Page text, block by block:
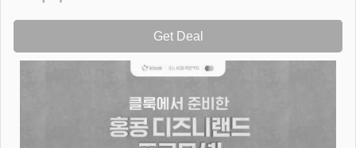
Get Deal